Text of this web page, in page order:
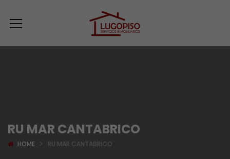
RU MAR CANTABRICO
HOME RU MAR CANTABRICO